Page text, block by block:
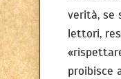
verità, se
lettori,
proibisce